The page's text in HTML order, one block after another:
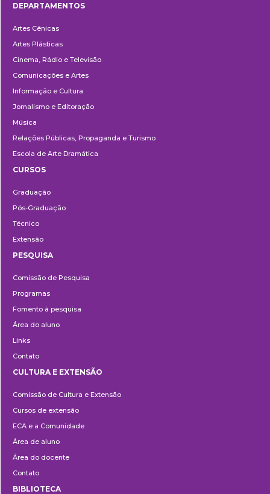
DEPARTAMENTOS
Artes Cênicas
Artes Plásticas
Cinema, Rádio e Televisão
Comunicações e Artes
Informação e Cultura
Jornalismo e Editoração
Música
Relações Públicas, Propaganda e Turismo
Escola de Arte Dramática
CURSOS
Graduação
Pós-Graduação
Técnico
Extensão
PESQUISA
Comissão de Pesquisa
Programas
Fomento à pesquisa
Área do aluno
Links
Contato
e
Extensão
CULTURA E EXTENSÃO
Comissão de Cultura e Extensão
Cursos de extensão
ECA e a Comunidade
Área de aluno
Área do docente
Contato
BIBLIOTECA